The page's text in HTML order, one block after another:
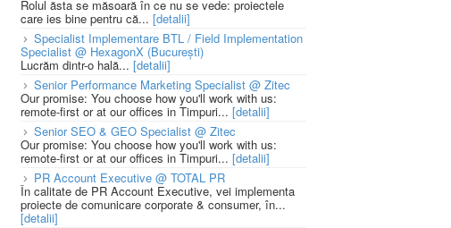
Rolul ăsta se măsoară în ce nu se vede: proiectele
care ies bine pentru că... [detalii]
Specialist Implementare BTL / Field Implementation
Specialist @ HexagonX (București)
Lucrăm dintr-o hală... [detalii]
Senior Performance Marketing Specialist @ Zitec
Our promise: You choose how you'll work with us:
remote-first or at our offices in Timpuri... [detalii]
Senior SEO & GEO Specialist @ Zitec
Our promise: You choose how you'll work with us:
remote-first or at our offices in Timpuri... [detalii]
PR Account Executive @ TOTAL PR
În calitate de PR Account Executive, vei implementa
proiecte de comunicare corporate & consumer, în...
[detalii]